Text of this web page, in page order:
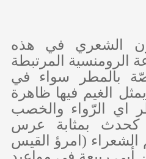
الشعري في هذه
الرومنسية المرتبطة
بالمطر سواء في
يمثل الغيم فيها ظاهرة
اي الرّواء والخصب
كحدث بمثابة عرس
(امرؤ القيس